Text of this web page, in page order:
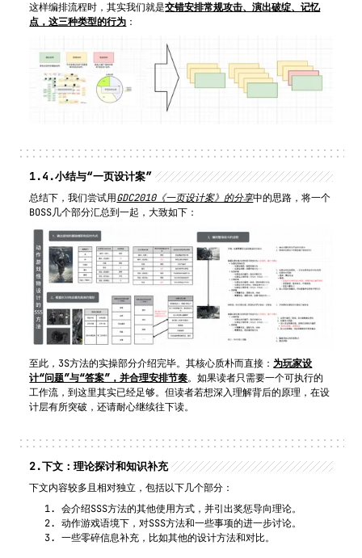
这样编排流程时，其实我们就是交错安排常规攻击、演出破绽、记忆
点，这三种类型的行为 ：
1.4.小结与“一页设计案”
总结下，我们尝试用GDC2010《一页设计案》的分享中的思路，将一个
BOSS几个部分汇总到一起，大致如下：
至此，3S方法的实操部分介绍完毕。其核心质朴而直接： 为玩家设
计“问题”与“答案”，并合理安排节奏。如果读者只需要一个可执行的
工作流，到这里其实已经足够。但读者若想深入理解背后的原理，在设
计层有所突破，还请耐心继续往下读。
2.下文：理论探讨和知识补充
下文内容较多且相对独立，包括以下几个部分：
会介绍SSS方法的其他使用方式，并引出奖惩导向理论。
动作游戏语境下，对SSS方法和一些事项的进一步讨论。
一些零碎信息补充，比如其他的设计方法和对比。